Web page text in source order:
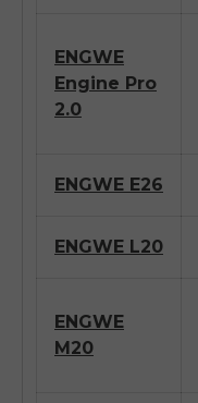
ENGWE
Engine Pro
2.0
ENGWE E26
ENGWE L20
ENGWE
M20